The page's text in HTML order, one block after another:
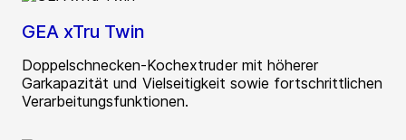
GEA xTru Twin
Doppelschnecken-Kochextruder mit höherer
Garkapazität und Vielseitigkeit sowie fortschrittlichen
Verarbeitungsfunktionen.